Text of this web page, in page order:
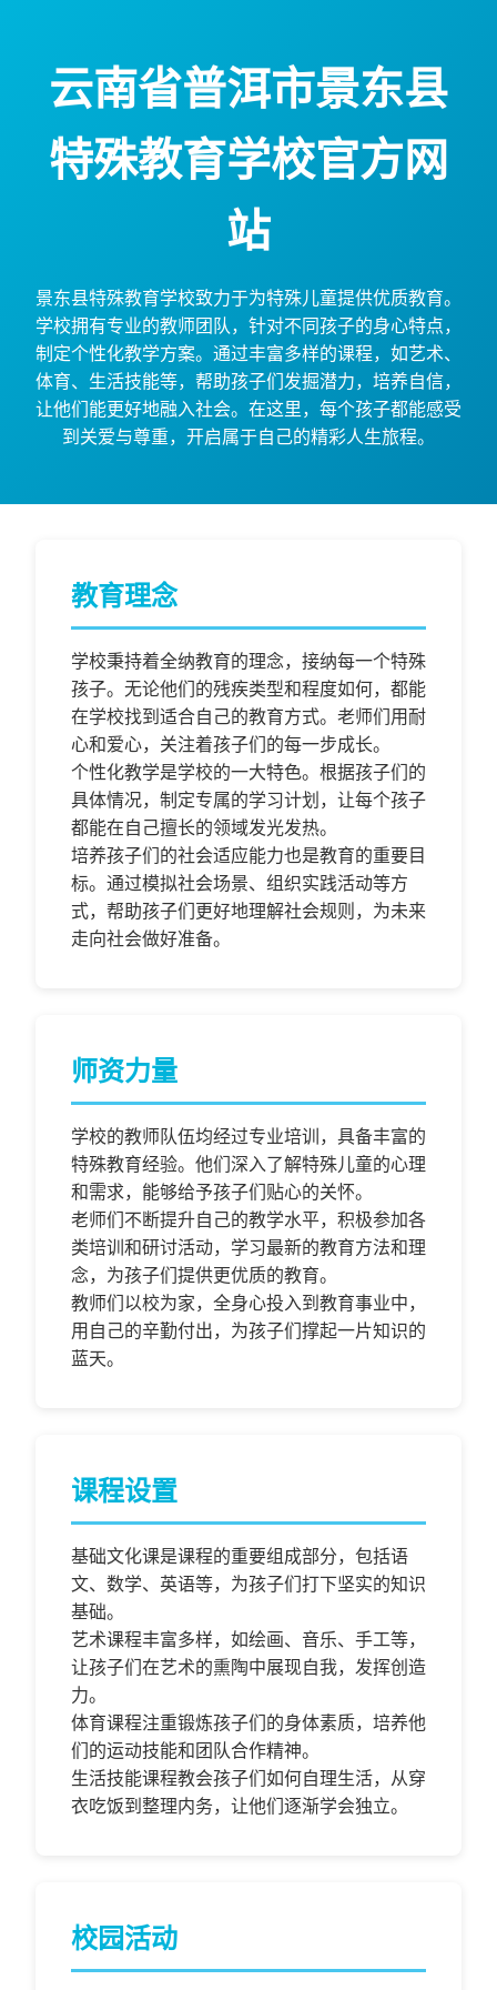
云南省普洱市景东县
特殊教育学校官方网
站
景东县特殊教育学校致力于为特殊儿童提供优质教育。
学校拥有专业的教师团队，针对不同孩子的身心特点，
制定个性化教学方案。通过丰富多样的课程，如艺术、
体育、生活技能等，帮助孩子们发掘潜力，培养自信，
让他们能更好地融入社会。在这里，每个孩子都能感受
到关爱与尊重，开启属于自己的精彩人生旅程。
教育理念
学校秉持着全纳教育的理念，接纳每一个特殊
孩子。无论他们的残疾类型和程度如何，都能
在学校找到适合自己的教育方式。老师们用耐
心和爱心，关注着孩子们的每一步成长。
个性化教学是学校的一大特色。根据孩子们的
具体情况，制定专属的学习计划，让每个孩子
都能在自己擅长的领域发光发热。
培养孩子们的社会适应能力也是教育的重要目
标。通过模拟社会场景、组织实践活动等方
式，帮助孩子们更好地理解社会规则，为未来
走向社会做好准备。
师资力量
学校的教师队伍均经过专业培训，具备丰富的
特殊教育经验。他们深入了解特殊儿童的心理
和需求，能够给予孩子们贴心的关怀。
老师们不断提升自己的教学水平，积极参加各
类培训和研讨活动，学习最新的教育方法和理
念，为孩子们提供更优质的教育。
教师们以校为家，全身心投入到教育事业中，
用自己的辛勤付出，为孩子们撑起一片知识的
蓝天。
课程设置
基础文化课是课程的重要组成部分，包括语
文、数学、英语等，为孩子们打下坚实的知识
基础。
艺术课程丰富多样，如绘画、音乐、手工等，
让孩子们在艺术的熏陶中展现自我，发挥创造
力。
体育课程注重锻炼孩子们的身体素质，培养他
们的运动技能和团队合作精神。
生活技能课程教会孩子们如何自理生活，从穿
衣吃饭到整理内务，让他们逐渐学会独立。
校园活动